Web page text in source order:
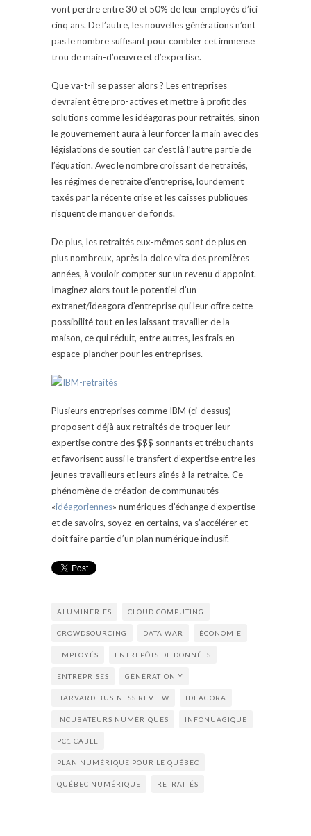
vont perdre entre 30 et 50% de leur employés d’ici
cinq ans. De l’autre, les nouvelles générations n’ont
pas le nombre suffisant pour combler cet immense
trou de main-d’oeuvre et d’expertise.
Que va-t-il se passer alors ? Les entreprises
devraient être pro-actives et mettre à profit des
solutions comme les idéagoras pour retraités, sinon
le gouvernement aura à leur forcer la main avec des
législations de soutien car c’est là l’autre partie de
l’équation. Avec le nombre croissant de retraités,
les régimes de retraite d’entreprise, lourdement
taxés par la récente crise et les caisses publiques
risquent de manquer de fonds.
De plus, les retraités eux-mêmes sont de plus en
plus nombreux, après la dolce vita des premières
années, à vouloir compter sur un revenu d’appoint.
Imaginez alors tout le potentiel d’un
extranet/ideagora d’entreprise qui leur offre cette
possibilité tout en les laissant travailler de la
maison, ce qui réduit, entre autres, les frais en
espace-plancher pour les entreprises.
Plusieurs entreprises comme IBM (ci-dessus)
proposent déjà aux retraités de troquer leur
expertise contre des $$$ sonnants et trébuchants
et favorisent aussi le transfert d’expertise entre les
jeunes travailleurs et leurs aînés à la retraite. Ce
phénomène de création de communautés
«idéagoriennes» numériques d’échange d’expertise
et de savoirs, soyez-en certains, va s’accélérer et
doit faire partie d’un plan numérique inclusif.
ALUMINERIES CLOUD COMPUTING
CROWDSOURCING DATA WAR ÉCONOMIE
EMPLOYÉS ENTREPÔTS DE DONNÉES
ENTREPRISES GÉNÉRATION Y
HARVARD BUSINESS REVIEW IDEAGORA
INCUBATEURS NUMÉRIQUES INFONUAGIQUE
PC1 CABLE
PLAN NUMÉRIQUE POUR LE QUÉBEC
QUÉBEC NUMÉRIQUE RETRAITÉS